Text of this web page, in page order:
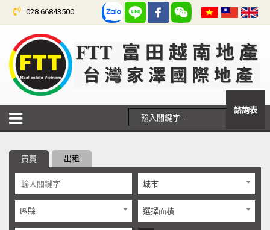
028 66843500
買賣 出租
城市
區縣 選擇面積
諮詢表